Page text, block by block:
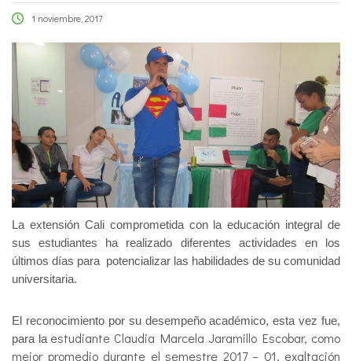
1 noviembre, 2017
La extensión Cali comprometida con la educación integral de
sus estudiantes ha realizado diferentes actividades en los
últimos días para potencializar las habilidades de su comunidad
universitaria.
El reconocimiento por su desempeño académico, esta vez fue,
para la estudiante Claudia Marcela Jaramillo Escobar, como
mejor promedio durante el semestre 2017 – 01, exaltación